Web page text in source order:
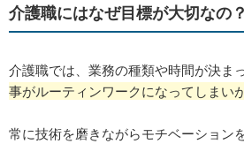
介護職にはなぜ目標が大切なの？
介護職では、業務の種類や時間が決ま
事がルーティンワークになってしまいが
常に技術を磨きながらモチベーション